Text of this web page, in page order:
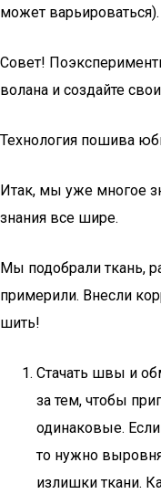
может варьироваться).
Совет!
волана и создайте
Технология пошива
Итак, мы уже многое
знания все шире.
Мы подобрали ткань,
примерили. Внесли
шить!
Стачать швы и
за тем, чтобы
одинаковые.
то нужно
излишки ткани.